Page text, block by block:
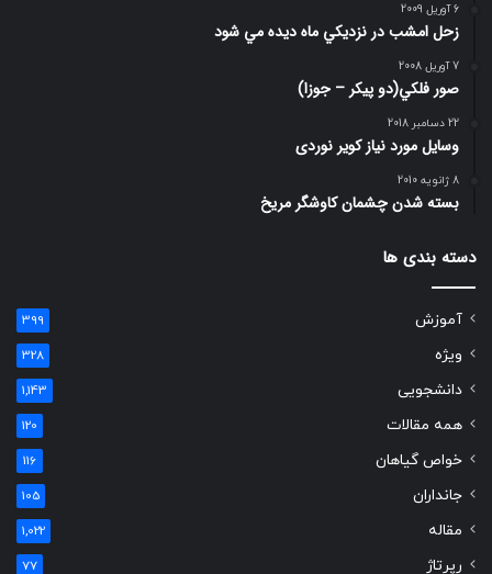
6 آوریل 2009
زحل امشب در نزديكي ماه ديده مي شود
7 آوریل 2008
صور فلكي(دو پیکر – جوزا)
22 دسامبر 2018
وسایل مورد نیاز کویر نوردی
8 ژانویه 2010
بسته شدن چشمان کاوشگر مريخ
دسته بندی ها
آموزش 399
ویژه 328
دانشجویی 1,143
همه مقالات 120
خواص گیاهان 116
جانداران 105
مقاله 1,022
رپرتاژ 77